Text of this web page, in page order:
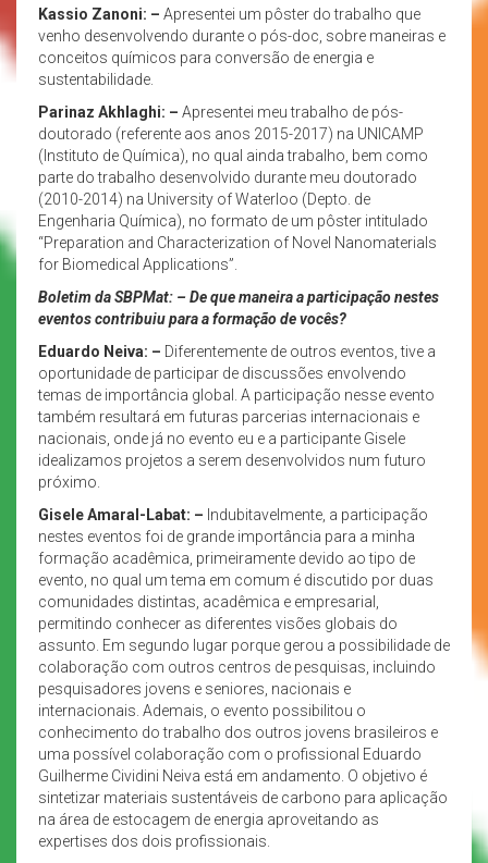
Kassio Zanoni: – Apresentei um pôster do trabalho que
venho desenvolvendo durante o pós-doc, sobre maneiras e
conceitos químicos para conversão de energia e
sustentabilidade.
Parinaz Akhlaghi: – Apresentei meu trabalho de pós-
doutorado (referente aos anos 2015-2017) na UNICAMP
(Instituto de Química), no qual ainda trabalho, bem como
parte do trabalho desenvolvido durante meu doutorado
(2010-2014) na University of Waterloo (Depto. de
Engenharia Química), no formato de um pôster intitulado
“Preparation and Characterization of Novel Nanomaterials
for Biomedical Applications”.
Boletim da SBPMat: – De que maneira a participação nestes
eventos contribuiu para a formação de vocês?
Eduardo Neiva: – Diferentemente de outros eventos, tive a
oportunidade de participar de discussões envolvendo
temas de importância global. A participação nesse evento
também resultará em futuras parcerias internacionais e
nacionais, onde já no evento eu e a participante Gisele
idealizamos projetos a serem desenvolvidos num futuro
próximo.
Gisele Amaral-Labat: – Indubitavelmente, a participação
nestes eventos foi de grande importância para a minha
formação acadêmica, primeiramente devido ao tipo de
evento, no qual um tema em comum é discutido por duas
comunidades distintas, acadêmica e empresarial,
permitindo conhecer as diferentes visões globais do
assunto. Em segundo lugar porque gerou a possibilidade de
colaboração com outros centros de pesquisas, incluindo
pesquisadores jovens e seniores, nacionais e
internacionais. Ademais, o evento possibilitou o
conhecimento do trabalho dos outros jovens brasileiros e
uma possível colaboração com o profissional Eduardo
Guilherme Cividini Neiva está em andamento. O objetivo é
sintetizar materiais sustentáveis de carbono para aplicação
na área de estocagem de energia aproveitando as
expertises dos dois profissionais.